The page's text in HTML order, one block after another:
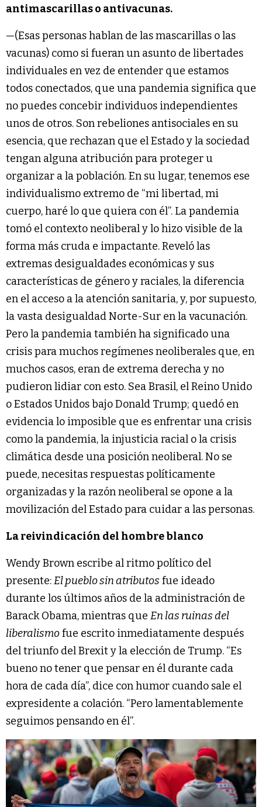
antimascarillas o antivacunas.
—(Esas personas hablan de las mascarillas o las
vacunas) como si fueran un asunto de libertades
individuales en vez de entender que estamos
todos conectados, que una pandemia significa que
no puedes concebir individuos independientes
unos de otros. Son rebeliones antisociales en su
esencia, que rechazan que el Estado y la sociedad
tengan alguna atribución para proteger u
organizar a la población. En su lugar, tenemos ese
individualismo extremo de “mi libertad, mi
cuerpo, haré lo que quiera con él”. La pandemia
tomó el contexto neoliberal y lo hizo visible de la
forma más cruda e impactante. Reveló las
extremas desigualdades económicas y sus
características de género y raciales, la diferencia
en el acceso a la atención sanitaria, y, por supuesto,
la vasta desigualdad Norte-Sur en la vacunación.
Pero la pandemia también ha significado una
crisis para muchos regímenes neoliberales que, en
muchos casos, eran de extrema derecha y no
pudieron lidiar con esto. Sea Brasil, el Reino Unido
o Estados Unidos bajo Donald Trump; quedó en
evidencia lo imposible que es enfrentar una crisis
como la pandemia, la injusticia racial o la crisis
climática desde una posición neoliberal. No se
puede, necesitas respuestas políticamente
organizadas y la razón neoliberal se opone a la
movilización del Estado para cuidar a las personas.
La reivindicación del hombre blanco
Wendy Brown escribe al ritmo político del
presente:El pueblo sin atributos fue ideado
durante los últimos años de la administración de
Barack Obama, mientras que En las ruinas del
liberalismofue escrito inmediatamente después
del triunfo del Brexit y la elección de Trump. “Es
bueno no tener que pensar en él durante cada
hora de cada día”, dice con humor cuando sale el
expresidente a colación. “Pero lamentablemente
seguimos pensando en él”.